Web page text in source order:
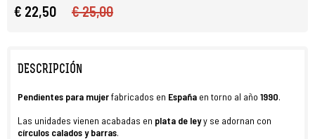
€ 22,50
€ 25,00
DESCRIPCIÓN
Pendientes para mujerfabricados en España en torno al año 1990.
Las unidades vienen acabadas en plata de leyy se adornan con
círculos calados y barras.